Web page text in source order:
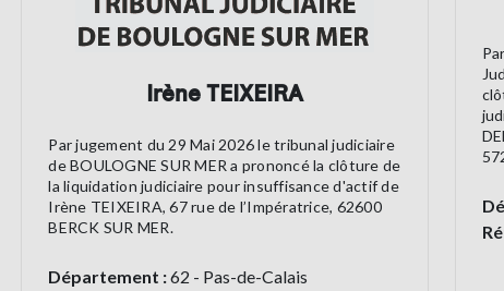
Irène TEIXEIRA
Par jugement du 29 Mai 2026 le tribunal judiciaire
de BOULOGNE SUR MER a prononcé la clôture de
la liquidation judiciaire pour insuffisance d'actif de
Irène TEIXEIRA, 67 rue de l’Impératrice, 62600
BERCK SUR MER.
Département :62 - Pas-de-Calais